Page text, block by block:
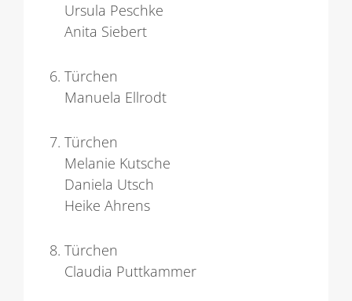
Ursula Peschke
Anita Siebert
Türchen
Manuela Ellrodt
Türchen
Melanie Kutsche
Daniela Utsch
Heike Ahrens
Türchen
Claudia Puttkammer